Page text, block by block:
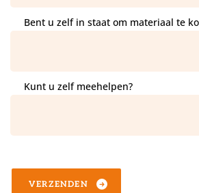
Bent u zelf in staat om materiaal te
Kunt u zelf meehelpen?